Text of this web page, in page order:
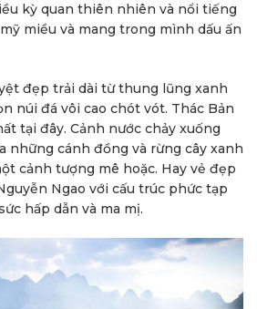
kỳ quan thiên nhiên và nổi tiếng
miều và mang trong mình dấu ấn
đẹp trải dài từ thung lũng xanh
núi đá vôi cao chót vót. Thác Bản
tại đây. Cảnh nước chảy xuống
những cánh đồng và rừng cây xanh
cảnh tượng mê hoặc. Hay vẻ đẹp
Ngao với cấu trúc phức tạp
hấp dẫn và ma mị.